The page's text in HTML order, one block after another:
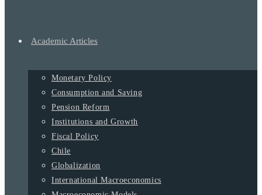
Academic Articles
Monetary Policy
Consumption and Saving
Pension Reform
Institutions and Growth
Fiscal Policy
Chile
Globalization
International Macroeconomics